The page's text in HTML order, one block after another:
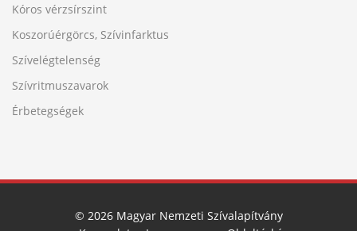
Kóros vérzsírszint
Koszorúérgörcs, Szívinfarktus
Szívelégtelenség
Szívritmuszavarok
Érbetegségek
© 2026 Magyar Nemzeti Szívalapítvány